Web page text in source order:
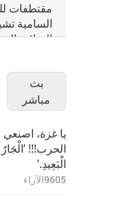
مقتطفات
السامية
السلام،
مقتطفات
السامية
6907الآراء
مقتطفات
السامية
بث
مباشر
يا غزة،
الحرب!!!
الْبَعِيدِ.’
9605الآراء